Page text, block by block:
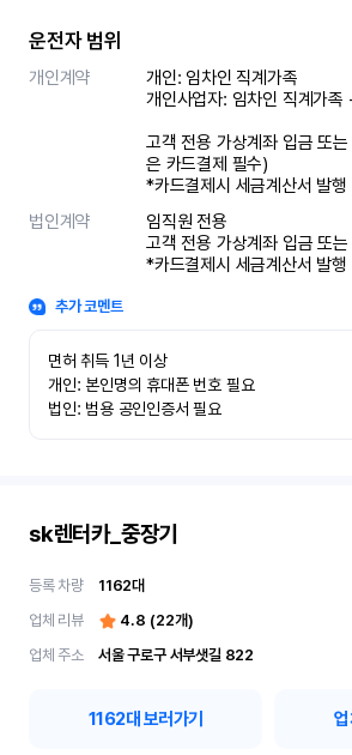
운전자 범위
개인계약
개인: 임차인 직계가족
개인사업자: 임차인 직계가족
고객 전용 가상계좌 입금 또
은 카드결제 필수)
*카드결제시 세금계산서 발행
법인계약
임직원 전용
고객 전용 가상계좌 입금 또는
*카드결제시 세금계산서 발행
추가 코멘트
면허 취득 1년 이상
개인: 본인명의 휴대폰 번호 필요
법인: 범용 공인인증서 필요
sk렌터카_중장기
등록 차량 1162대
업체 리뷰
4.8 (22개)
업체 주소
서울 구로구 서부샛길 822
1162대 보러가기